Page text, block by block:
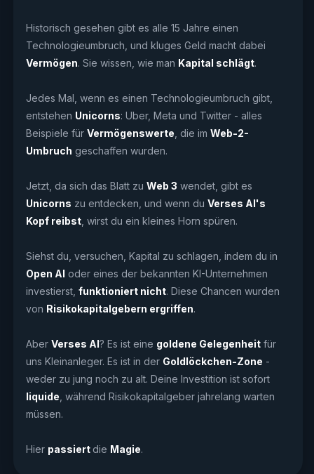
Historisch gesehen gibt es alle 15 Jahre einen
Technologieumbruch, und kluges Geld macht dabei
Vermögen. Sie wissen, wie man Kapital schlägt.
Jedes Mal, wenn es einen Technologieumbruch gibt,
entstehen Unicorns: Uber, Meta und Twitter - alles
Beispiele für Vermögenswerte , die im Web-2-
Umbruch geschaffen wurden.
Jetzt, da sich das Blatt zu Web 3 wendet, gibt es
Unicorns zu entdecken, und wenn du Verses AI's
Kopf reibst, wirst du ein kleines Horn spüren.
Siehst du, versuchen, Kapital zu schlagen, indem du in
Open AI oder eines der bekannten KI-Unternehmen
investierst, funktioniert nicht. Diese Chancen wurden
von Risikokapitalgebern ergriffen.
Aber Verses AI? Es ist eine goldene Gelegenheitfür
uns Kleinanleger. Es ist in der Goldlöckchen-Zone -
weder zu jung noch zu alt. Deine Investition ist sofort
liquide , während Risikokapitalgeber jahrelang warten
müssen.
Hier passiert die Magie.